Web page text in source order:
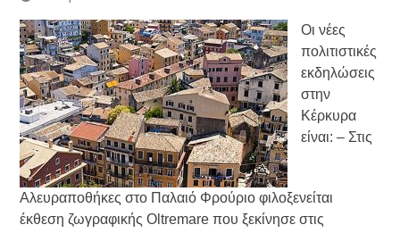
Οι νέες
πολιτιστικές
εκδηλώσεις
στην
Κέρκυρα
είναι: – Στις
Αλευραποθήκες στο Παλαιό Φρούριο φιλοξενείται
έκθεση ζωγραφικής Oltremare που ξεκίνησε στις